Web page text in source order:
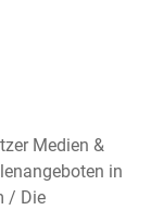
Medien &
in
/ Die